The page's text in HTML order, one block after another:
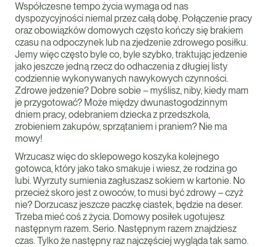
Współczesne tempo życia wymaga od nas
dyspozycyjności niemal przez całą dobę. Połączenie pracy
oraz obowiązków domowych często kończy się brakiem
czasu na odpoczynek lub na zjedzenie zdrowego posiłku.
Jemy więc często byle co, byle szybko, traktując jedzenie
jako jeszcze jedną rzecz do odhaczenia z długiej listy
codziennie wykonywanych nawykowych czynności.
Zdrowe jedzenie? Dobre sobie – myślisz, niby, kiedy mam
je przygotować? Może między dwunastogodzinnym
dniem pracy, odebraniem dziecka z przedszkola,
zrobieniem zakupów, sprzątaniem i praniem? Nie ma
mowy!
Wrzucasz więc do sklepowego koszyka kolejnego
gotowca, który jako tako smakuje i wiesz, że rodzina go
lubi. Wyrzuty sumienia zagłuszasz sokiem w kartonie. No
przecież skoro jest z owoców, to musi być zdrowy – czyż
nie? Dorzucasz jeszcze paczkę ciastek, będzie na deser.
Trzeba mieć coś z życia. Domowy posiłek ugotujesz
następnym razem. Serio. Następnym razem znajdziesz
czas. Tylko że następny raz najczęściej wygląda tak samo.